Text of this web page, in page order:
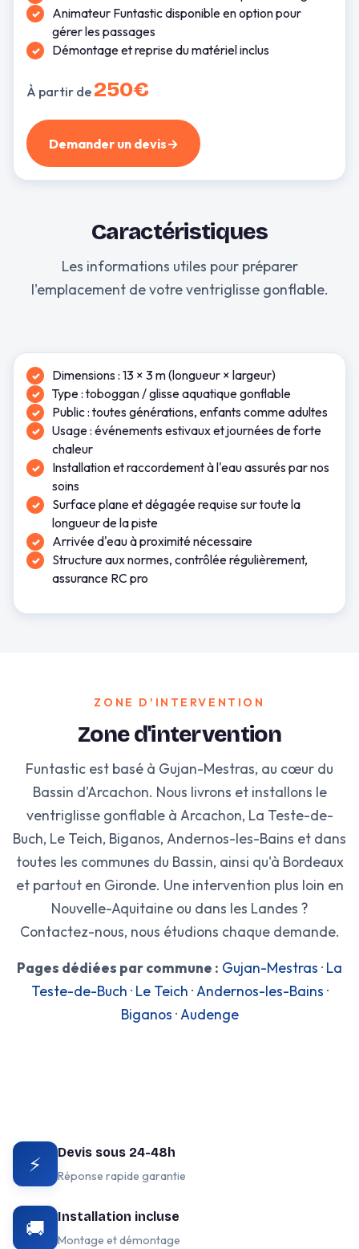
Animateur Funtastic disponible en option pour
gérer les passages
Démontage et reprise du matériel inclus
À partir de 250€
Demander un devis→
Caractéristiques
Les informations utiles pour préparer
l'emplacement de votre ventriglisse gonflable.
Dimensions : 13 × 3 m (longueur × largeur)
Type : toboggan / glisse aquatique gonflable
Public : toutes générations, enfants comme adultes
Usage : événements estivaux et journées de forte
chaleur
Installation et raccordement à l'eau assurés par nos
soins
Surface plane et dégagée requise sur toute la
longueur de la piste
Arrivée d'eau à proximité nécessaire
Structure aux normes, contrôlée régulièrement,
assurance RC pro
ZONE D'INTERVENTION
Zone d'intervention
Funtastic est basé à Gujan-Mestras, au cœur du
Bassin d'Arcachon. Nous livrons et installons le
ventriglisse gonflable à Arcachon, La Teste-de-
Buch, Le Teich, Biganos, Andernos-les-Bains et dans
toutes les communes du Bassin, ainsi qu'à Bordeaux
et partout en Gironde. Une intervention plus loin en
Nouvelle-Aquitaine ou dans les Landes ?
Contactez-nous, nous étudions chaque demande.
Pages dédiées par commune : Gujan-Mestras · La
Teste-de-Buch · Le Teich ·Andernos-les-Bains ·
Biganos ·Audenge
⚡ Devis sous 24-48h
Réponse rapide garantie
🚚 Installation incluse
Montage et démontage